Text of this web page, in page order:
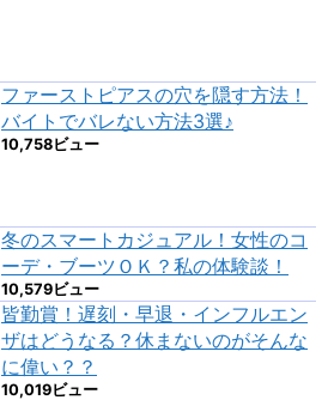
ファーストピアスの穴を隠す方法！
バイトでバレない方法3選♪
10,758ビュー
冬のスマートカジュアル！女性のコ
ーデ・ブーツＯＫ？私の体験談！
10,579ビュー
皆勤賞！遅刻・早退・インフルエン
ザはどうなる？休まないのがそんな
に偉い？？
10,019ビュー